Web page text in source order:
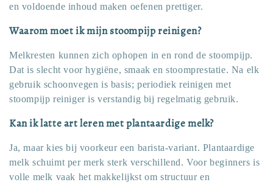
en voldoende inhoud maken oefenen prettiger.
Waarom moet ik mijn stoompijp reinigen?
Melkresten kunnen zich ophopen in en rond de stoompijp.
Dat is slecht voor hygiëne, smaak en stoomprestatie. Na elk
gebruik schoonvegen is basis; periodiek reinigen met
stoompijp reiniger is verstandig bij regelmatig gebruik.
Kan ik latte art leren met plantaardige melk?
Ja, maar kies bij voorkeur een barista-variant. Plantaardige
melk schuimt per merk sterk verschillend. Voor beginners is
volle melk vaak het makkelijkst om structuur en